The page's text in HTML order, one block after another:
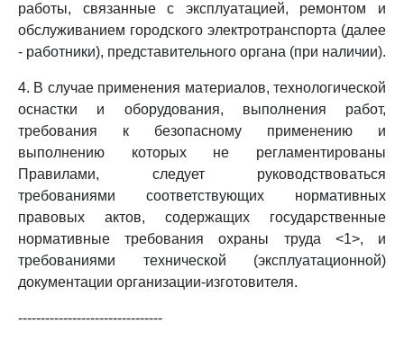
работы, связанные с эксплуатацией, ремонтом и
обслуживанием городского электротранспорта (далее
- работники), представительного органа (при наличии).
4. В случае применения материалов, технологической
оснастки и оборудования, выполнения работ,
требования к безопасному применению и
выполнению которых не регламентированы
Правилами, следует руководствоваться
требованиями соответствующих нормативных
правовых актов, содержащих государственные
нормативные требования охраны труда <1>, и
требованиями технической (эксплуатационной)
документации организации-изготовителя.
--------------------------------